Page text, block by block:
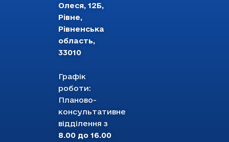
Олеся, 12Б,
Рівне,
Рівненська
область,
33010
Графік
роботи:
Планово-
консультативне
відділення з
8.00 до 16.00